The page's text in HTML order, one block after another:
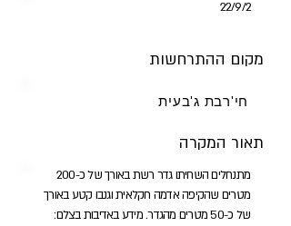
2‏/9‏/22
מקום ההתרחשות
חי'רבת ג'בעית
תאור המקרה
מתנחלים השחיתו גדר רשת באורך של כ-200
מטרים שהקיפה אדמה חקלאית וגנבו קטע באורך
של כ-50 מטרים מהגדר. מידע באדיבות בצלם: